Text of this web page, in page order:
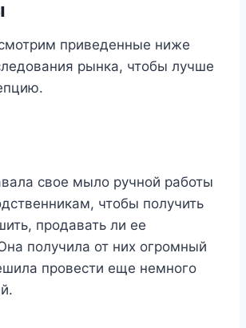
приведенные ниже
рынка, чтобы лучше
свое мыло ручной работы
чтобы получить
продавать ли ее
получила от них огромный
провести еще немного